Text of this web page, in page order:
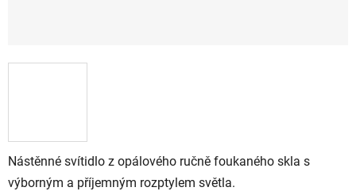
Nástěnné svítidlo z opálového ručně foukaného skla s
výborným a příjemným rozptylem světla.